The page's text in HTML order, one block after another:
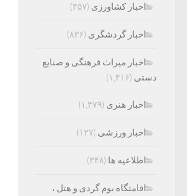
اخبار کشاورزی (۴۵۷)
اخبار گردشگری (۸۳۶)
اخبار میراث فرهنگی و صنایع
دستی (۱,۴۱۶)
اخبار هنری (۱,۴۷۹)
اخبار ورزشی (۱۲۷)
اطلاعیه ها (۳۴۸)
اقامتگاه بوم گردی و هتل ،